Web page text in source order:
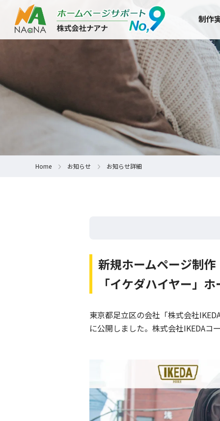
制作
Home お知らせ お知らせ詳細
新規ホームページ制
「イケダハイヤー」
東京都足立区の会社「株式会社
に公開しました。株式会社IKEDAコ